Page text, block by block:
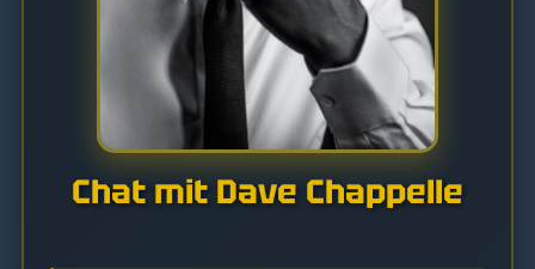
Chat mit Dave Chappelle